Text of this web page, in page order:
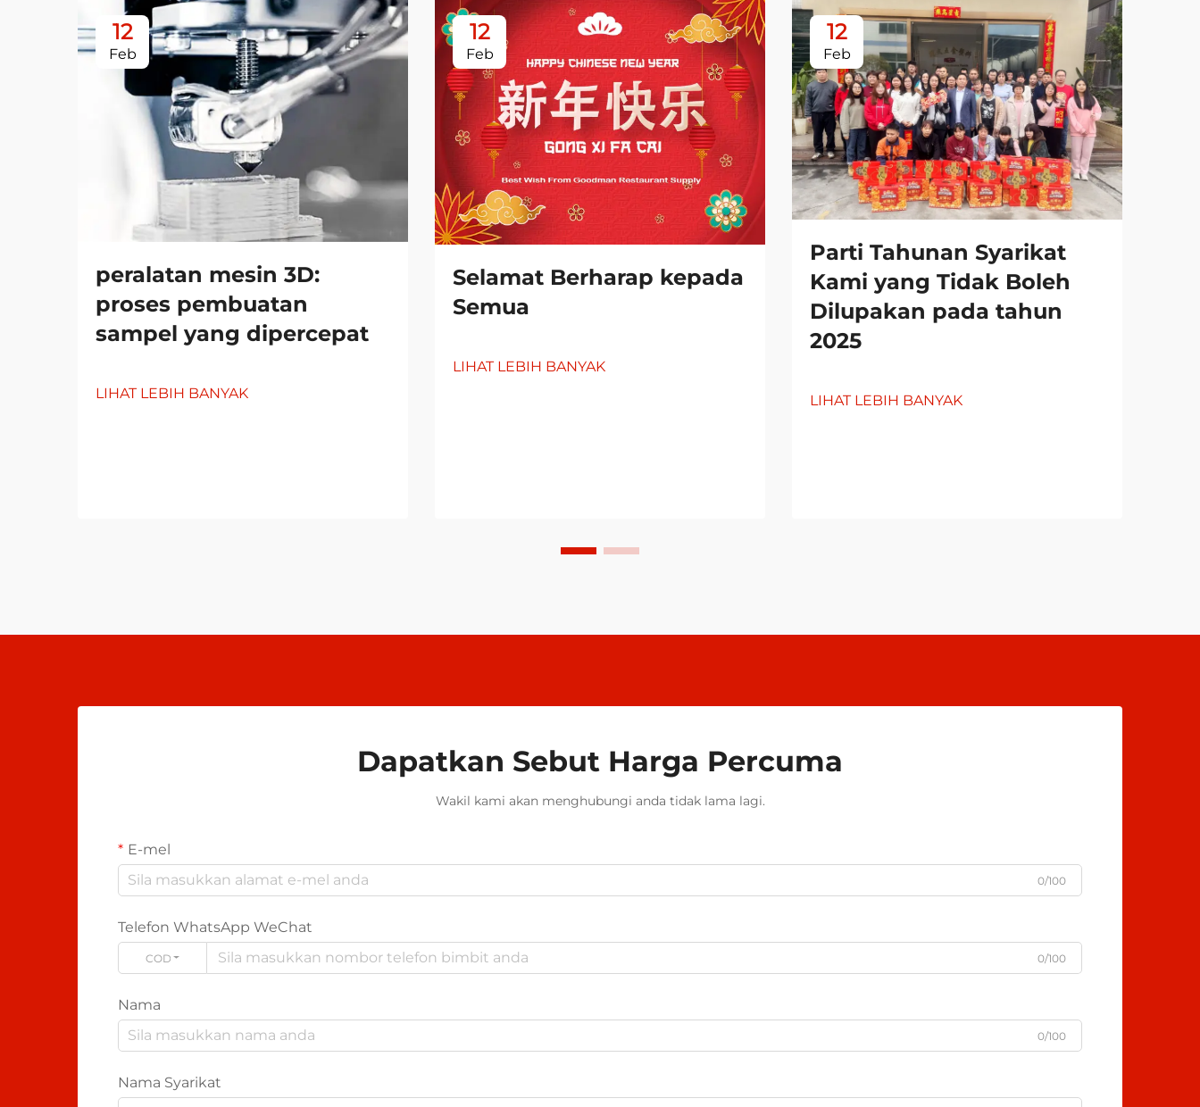
12
Feb
peralatan mesin 3D:
proses pembuatan
sampel yang dipercepat
LIHAT LEBIH BANYAK
12
Feb
Selamat Berharap kepada
Semua
LIHAT LEBIH BANYAK
12
Feb
Parti Tahunan Syarikat
Kami yang Tidak Boleh
Dilupakan pada tahun
2025
LIHAT LEBIH BANYAK
Dapatkan Sebut Harga Percuma
Wakil kami akan menghubungi anda tidak lama lagi.
E-mel
0/100
Telefon WhatsApp WeChat
CODE 0/100
Nama
0/100
Nama Syarikat